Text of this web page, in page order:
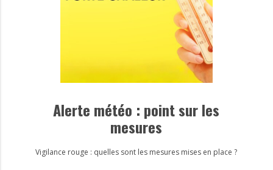
Alerte météo : point sur les
mesures
Vigilance rouge : quelles sont les mesures mises en place ?